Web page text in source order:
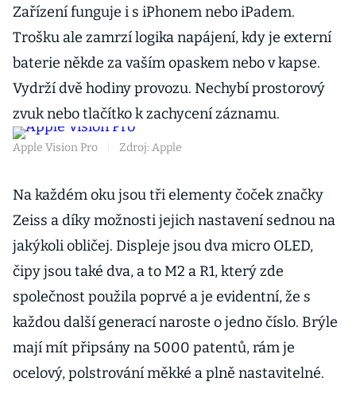
Zařízení funguje i s iPhonem nebo iPadem.
Trošku ale zamrzí logika napájení, kdy je externí
baterie někde za vaším opaskem nebo v kapse.
Vydrží dvě hodiny provozu. Nechybí prostorový
zvuk nebo tlačítko k zachycení záznamu.
Apple Vision Pro Zdroj: Apple
Na každém oku jsou tři elementy čoček značky
Zeiss a díky možnosti jejich nastavení sednou na
jakýkoli obličej. Displeje jsou dva micro OLED,
čipy jsou také dva, a to M2 a R1, který zde
společnost použila poprvé a je evidentní, že s
každou další generací naroste o jedno číslo. Brýle
mají mít připsány na 5000 patentů, rám je
ocelový, polstrování měkké a plně nastavitelné.